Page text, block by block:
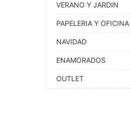
VERANO Y JARDIN
PAPELERIA Y OFICINA
NAVIDAD
ENAMORADOS
OUTLET